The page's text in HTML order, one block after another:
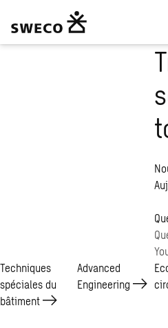
Techniques
spéciales du
bâtiment
Advanced
Engineering